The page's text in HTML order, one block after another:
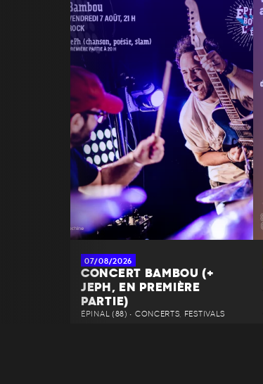
07/08/2026
CONCERT BAMBOU (+
JEPH, EN PREMIÈRE
PARTIE)
ÉPINAL (88) • CONCERTS, FESTIVALS